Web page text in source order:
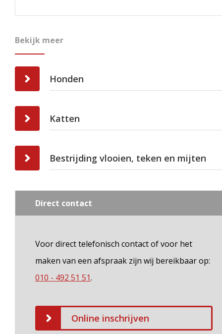
Bekijk meer
Honden
Katten
Bestrijding vlooien, teken en mijten
Direct contact
Voor direct telefonisch contact of voor het
maken van een afspraak zijn wij bereikbaar op:
010 - 492 51 51.
Online inschrijven